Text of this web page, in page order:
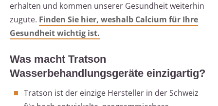
erhalten und kommen unserer Gesundheit weiterhin
zugute. Finden Sie hier, weshalb Calcium für Ihre
Gesundheit wichtig ist.
Was macht Tratson
Wasserbehandlungsgeräte einzigartig?
Tratson ist der einzige Hersteller in der Schweiz